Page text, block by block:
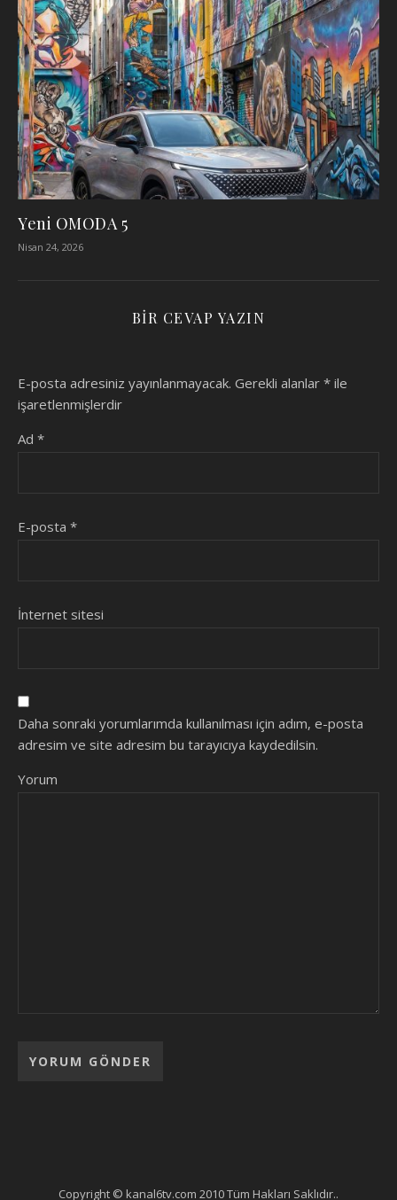
Yeni OMODA 5
Nisan 24, 2026
BIR CEVAP YAZIN
E-posta adresiniz yayınlanmayacak. Gerekli alanlar * ile
işaretlenmişlerdir
Ad *
E-posta *
İnternet sitesi
Daha sonraki yorumlarımda kullanılması için adım, e-posta
adresim ve site adresim bu tarayıcıya kaydedilsin.
Yorum
Copyright © kanal6tv.com 2010 Tüm Hakları Saklıdır..